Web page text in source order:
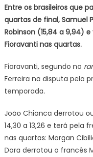
Entre os brasileiros que
quartas de final, Samuel
Robinson (15,84 a 9,94)
Fioravanti nas quartas.
Fioravanti, segundo no
Ferreira na disputa pela
temporada.
João Chianca derrotou
14,30 a 13,26 e terá pela
nas quartas: Morgan
Dora derrotou o francês